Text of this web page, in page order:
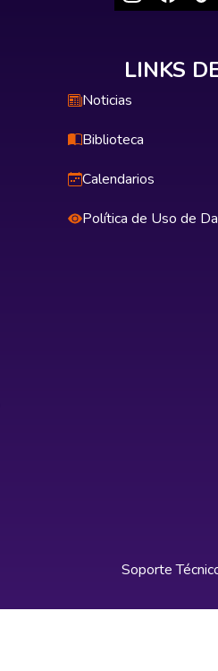
LINKS
Noticias
Biblioteca
Calendarios
Política de Uso de
Soporte